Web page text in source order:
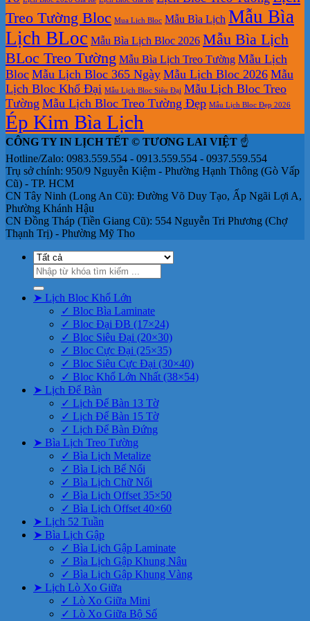
tại
tphcm
Treo Tường Bloc Mua Lich Bloc Mẫu Bìa Lịch Mẫu Bìa
Lịch BLoc Mẫu Bìa Lịch Bloc 2026 Mẫu Bìa Lịch
BLoc Treo Tường Mẫu Bìa Lịch Treo Tường Mẫu Lịch
Bloc Mẫu Lịch Bloc 365 Ngày Mẫu Lịch Bloc 2026 Mẫu
Lịch Bloc Khổ Đại Mẫu Lịch Bloc Siêu Đại Mẫu Lịch Bloc Treo
Tường Mẫu Lịch Bloc Treo Tường Đẹp Mẫu Lịch Bloc Đẹp 2026
Ép Kim Bìa Lịch
CÔNG TY IN LỊCH TẾT © TƯƠNG LAI VIỆT ☝️
Hotline/Zalo: 0983.559.554 - 0913.559.554 - 0937.559.554
Trụ sở chính: 950/9 Nguyễn Kiệm - Phường Hạnh Thông (Gò Vấp
Cũ) - TP. HCM
CN Tây Ninh (Long An Cũ): Đường Võ Duy Tạo, Ấp Ngãi Lợi A,
Phường Khánh Hậu
CN Đồng Tháp (Tiền Giang Cũ): 554 Nguyễn Tri Phương (Chợ
Thạnh Trị) - Phường Mỹ Tho
Tìm
kiếm:
➤ Lịch Bloc Khổ Lớn
✓ Bloc Bìa Laminate
✓ Bloc Đại ĐB (17×24)
✓ Bloc Siêu Đại (20×30)
✓ Bloc Cực Đại (25×35)
✓ Bloc Siêu Cực Đại (30×40)
✓ Bloc Khổ Lớn Nhất (38×54)
➤ Lịch Để Bàn
✓ Lịch Để Bàn 13 Tờ
✓ Lịch Để Bàn 15 Tờ
✓ Lịch Để Bàn Đứng
➤ Bìa Lịch Treo Tường
✓ Bìa Lịch Metalize
✓ Bìa Lịch Bế Nổi
✓ Bìa Lịch Chữ Nổi
✓ Bìa Lịch Offset 35×50
✓ Bìa Lịch Offset 40×60
➤ Lịch 52 Tuần
➤ Bìa Lịch Gập
✓ Bìa Lịch Gập Laminate
✓ Bìa Lịch Gập Khung Nâu
✓ Bìa Lịch Gập Khung Vàng
➤ Lịch Lò Xo Giữa
✓ Lò Xo Giữa Mini
✓ Lò Xo Giữa Bộ Số